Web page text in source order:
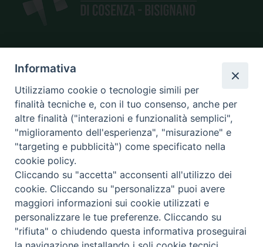
SEDE
piazza Giano Parrasio, 16
87100 Cosenza
CONTATTI
e@mail:info@diocesicosenza.it
tel: +39 0984 687712
Amministrazione
Informativa
Utilizziamo cookie o tecnologie simili per
finalità tecniche e, con il tuo consenso, anche per
altre finalità ("interazioni e funzionalità semplici",
"miglioramento dell'esperienza", "misurazione" e
"targeting e pubblicità") come specificato nella
cookie policy.
Cliccando su "accetta" acconsenti all'utilizzo dei
cookie. Cliccando su "personalizza" puoi avere
maggiori informazioni sui cookie utilizzati e
personalizzare le tue preferenze. Cliccando su
"rifiuta" o chiudendo questa informativa proseguirai